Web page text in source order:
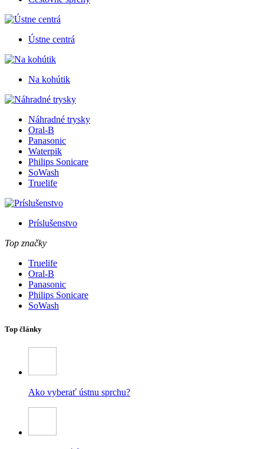
Ústne centrá
Na kohútik
Náhradné trysky
Oral-B
Panasonic
Waterpik
Philips Sonicare
SoWash
Truelife
Príslušenstvo
Top značky
Truelife
Oral-B
Panasonic
Philips Sonicare
SoWash
Top články
Ako vyberať ústnu sprchu?